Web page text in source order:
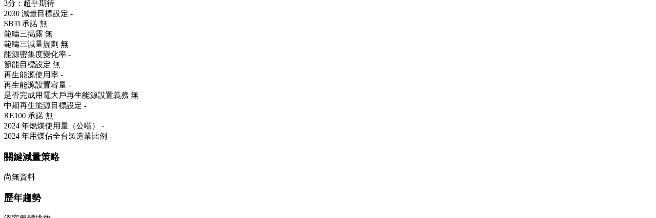
3分：超乎期待
2030 減量目標設定 -
SBTi 承諾 無
範疇三揭露 無
範疇三減量規劃 無
能源密集度變化率 -
節能目標設定 無
再生能源使用率 -
再生能源設置容量 -
是否完成用電大戶再生能源設置義務 無
中期再生能源目標設定 -
RE100 承諾 無
2024 年燃煤使用量（公噸） -
2024 年用煤佔全台製造業比例 -
關鍵減量策略
尚無資料
歷年趨勢